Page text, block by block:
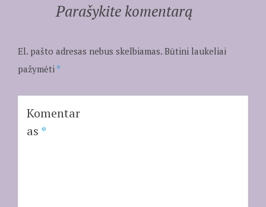
Parašykite komentarą
El. pašto adresas nebus skelbiamas. Būtini laukeliai
pažymėti *
Komentar
as *